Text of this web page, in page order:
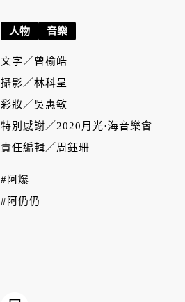
人物 音樂
文字／ 曾榆皓
攝影／林科呈
彩妝／吳惠敏
特別感謝／ 2020月光·海音樂會
責任編輯／ 周鈺珊
#阿爆
#阿仍仍